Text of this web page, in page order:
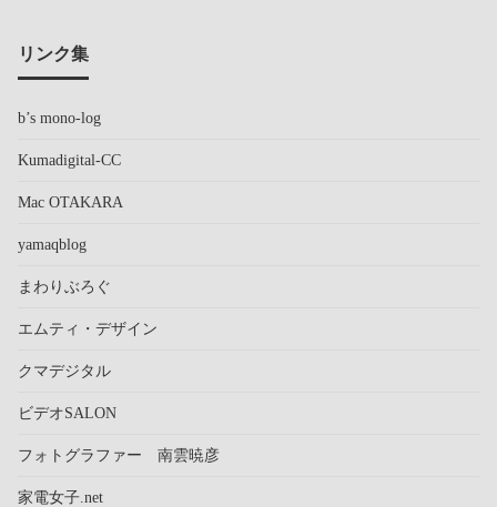
リンク集
b’s mono-log
Kumadigital-CC
Mac OTAKARA
yamaqblog
まわりぶろぐ
エムティ・デザイン
クマデジタル
ビデオSALON
フォトグラファー 南雲暁彦
家電女子.net